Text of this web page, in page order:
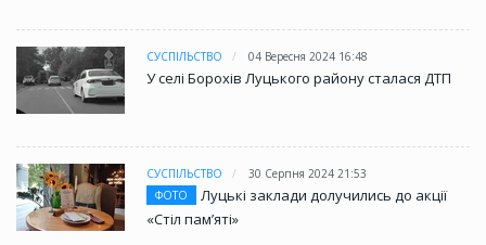
СУСПІЛЬСТВО 04 Вересня 2024 16:48
У селі Борохів Луцького району сталася ДТП
СУСПІЛЬСТВО
30 Серпня 2024 21:53
ФОТО
Луцькі заклади долучились до акції
«Стіл памʼяті»